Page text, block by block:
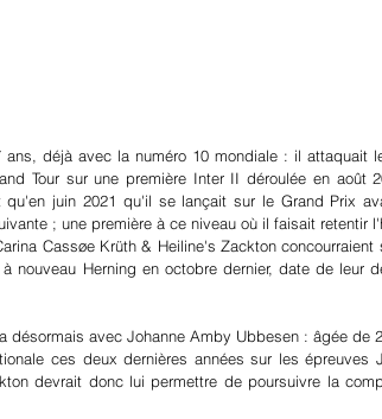
déjà avec la numéro 10 mondiale : il attaquait
Tour sur une première Inter II déroulée en août
juin 2021 qu'il se lançait sur le Grand Prix
; une première à ce niveau où il faisait retentir
Cassøe Krüth & Heiline's Zackton concourraient
nouveau Herning en octobre dernier, date de leur
avec Johanne Amby Ubbesen : âgée de
ces deux dernières années sur les épreuves
devrait donc lui permettre de poursuivre la